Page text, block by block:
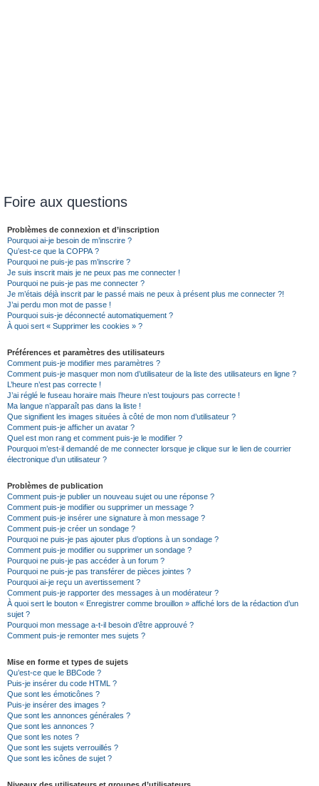
Foire aux questions
Problèmes de connexion et d’inscription
Pourquoi ai-je besoin de m’inscrire ?
Qu’est-ce que la COPPA ?
Pourquoi ne puis-je pas m’inscrire ?
Je suis inscrit mais je ne peux pas me connecter !
Pourquoi ne puis-je pas me connecter ?
Je m’étais déjà inscrit par le passé mais ne peux à présent plus me connecter ?!
J’ai perdu mon mot de passe !
Pourquoi suis-je déconnecté automatiquement ?
À quoi sert « Supprimer les cookies » ?
Préférences et paramètres des utilisateurs
Comment puis-je modifier mes paramètres ?
Comment puis-je masquer mon nom d’utilisateur de la liste des utilisateurs en ligne ?
L’heure n’est pas correcte !
J’ai réglé le fuseau horaire mais l’heure n’est toujours pas correcte !
Ma langue n’apparaît pas dans la liste !
Que signifient les images situées à côté de mon nom d’utilisateur ?
Comment puis-je afficher un avatar ?
Quel est mon rang et comment puis-je le modifier ?
Pourquoi m’est-il demandé de me connecter lorsque je clique sur le lien de courrier
électronique d’un utilisateur ?
Problèmes de publication
Comment puis-je publier un nouveau sujet ou une réponse ?
Comment puis-je modifier ou supprimer un message ?
Comment puis-je insérer une signature à mon message ?
Comment puis-je créer un sondage ?
Pourquoi ne puis-je pas ajouter plus d’options à un sondage ?
Comment puis-je modifier ou supprimer un sondage ?
Pourquoi ne puis-je pas accéder à un forum ?
Pourquoi ne puis-je pas transférer de pièces jointes ?
Pourquoi ai-je reçu un avertissement ?
Comment puis-je rapporter des messages à un modérateur ?
À quoi sert le bouton « Enregistrer comme brouillon » affiché lors de la rédaction d’un
sujet ?
Pourquoi mon message a-t-il besoin d’être approuvé ?
Comment puis-je remonter mes sujets ?
Mise en forme et types de sujets
Qu’est-ce que le BBCode ?
Puis-je insérer du code HTML ?
Que sont les émoticônes ?
Puis-je insérer des images ?
Que sont les annonces générales ?
Que sont les annonces ?
Que sont les notes ?
Que sont les sujets verrouillés ?
Que sont les icônes de sujet ?